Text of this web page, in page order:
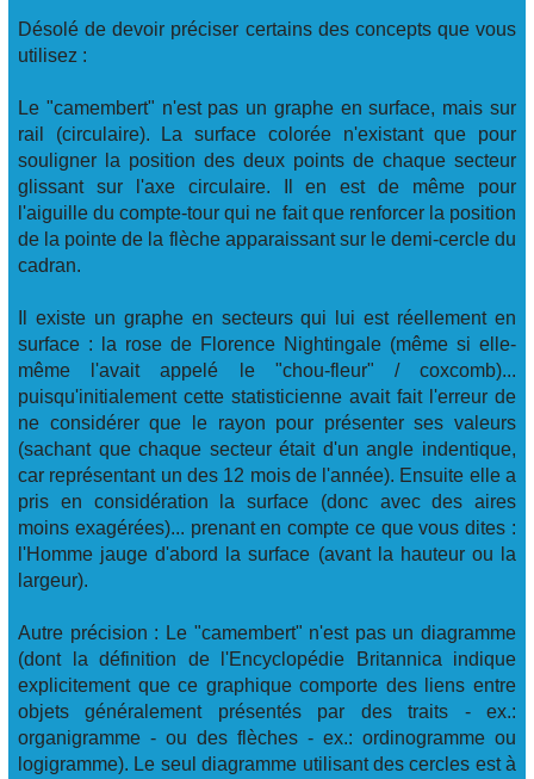
Désolé de devoir préciser certains des concepts que vous
utilisez :
Le "camembert" n'est pas un graphe en surface, mais sur
rail (circulaire). La surface colorée n'existant que pour
souligner la position des deux points de chaque secteur
glissant sur l'axe circulaire. Il en est de même pour
l'aiguille du compte-tour qui ne fait que renforcer la position
de la pointe de la flèche apparaissant sur le demi-cercle du
cadran.
Il existe un graphe en secteurs qui lui est réellement en
surface : la rose de Florence Nightingale (même si elle-
même l'avait appelé le "chou-fleur" / coxcomb)...
puisqu'initialement cette statisticienne avait fait l'erreur de
ne considérer que le rayon pour présenter ses valeurs
(sachant que chaque secteur était d'un angle indentique,
car représentant un des 12 mois de l'année). Ensuite elle a
pris en considération la surface (donc avec des aires
moins exagérées)... prenant en compte ce que vous dites :
l'Homme jauge d'abord la surface (avant la hauteur ou la
largeur).
Autre précision : Le "camembert" n'est pas un diagramme
(dont la définition de l'Encyclopédie Britannica indique
explicitement que ce graphique comporte des liens entre
objets généralement présentés par des traits - ex.:
organigramme - ou des flèches - ex.: ordinogramme ou
logigramme). Le seul diagramme utilisant des cercles est à